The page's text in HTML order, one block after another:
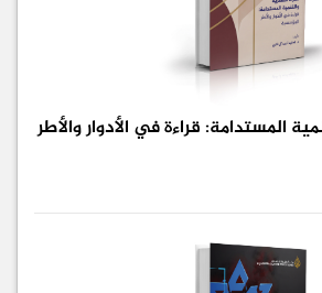
المستدامة: قراءة في الأدوار والأطر